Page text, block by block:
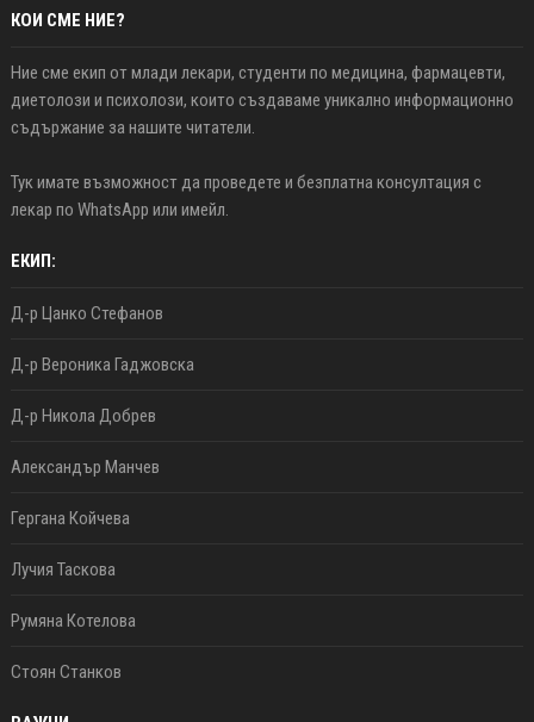
КОИ СМЕ НИЕ?
Ние сме екип от млади лекари, студенти по медицина, фармацевти,
диетолози и психолози, които създаваме уникално информационно
съдържание за нашите читатели.
Тук имате възможност да проведете и безплатна консултация с
лекар по WhatsApp или имейл.
ЕКИП:
Д-р Цанко Стефанов
Д-р Вероника Гаджовска
Д-р Никола Добрев
Александър Манчев
Гергана Койчева
Лучия Таскова
Румяна Котелова
Стоян Станков